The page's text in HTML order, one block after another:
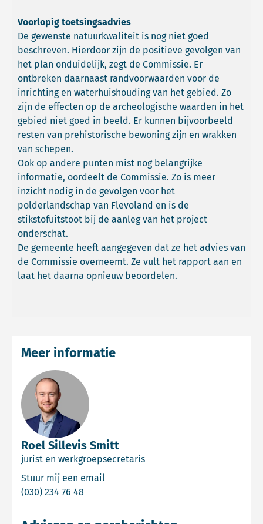
Voorlopig toetsingsadvies
De gewenste natuurkwaliteit is nog niet goed
beschreven. Hierdoor zijn de positieve gevolgen van
het plan onduidelijk, zegt de Commissie. Er
ontbreken daarnaast randvoorwaarden voor de
inrichting en waterhuishouding van het gebied. Zo
zijn de effecten op de archeologische waarden in het
gebied niet goed in beeld. Er kunnen bijvoorbeeld
resten van prehistorische bewoning zijn en wrakken
van schepen.
Ook op andere punten mist nog belangrijke
informatie, oordeelt de Commissie. Zo is meer
inzicht nodig in de gevolgen voor het
polderlandschap van Flevoland en is de
stikstofuitstoot bij de aanleg van het project
onderschat.
De gemeente heeft aangegeven dat ze het advies van
de Commissie overneemt. Ze vult het rapport aan en
laat het daarna opnieuw beoordelen.
Roel Sillevis Smitt
jurist en werkgroepsecretaris
Stuur mij een email
(030) 234 76 48
Meer informatie